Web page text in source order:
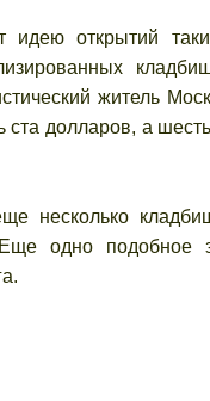
идею открытий
житель
долларов, а
несколько
одно подобное